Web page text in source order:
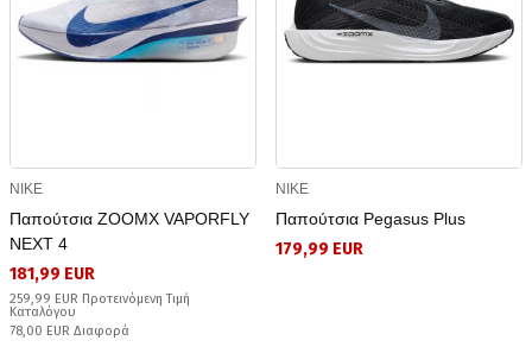
NIKE
Παπούτσια ZOOMX VAPORFLY
NEXT 4
181,99 EUR
259,99 EUR Προτεινόμενη Τιμή
Καταλόγου
78,00 EUR Διαφορά
NIKE
Παπούτσια Pegasus Plus
179,99 EUR